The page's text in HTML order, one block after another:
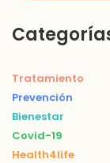
Tratamiento
Prevención
Bienestar
Covid-19
Health4life